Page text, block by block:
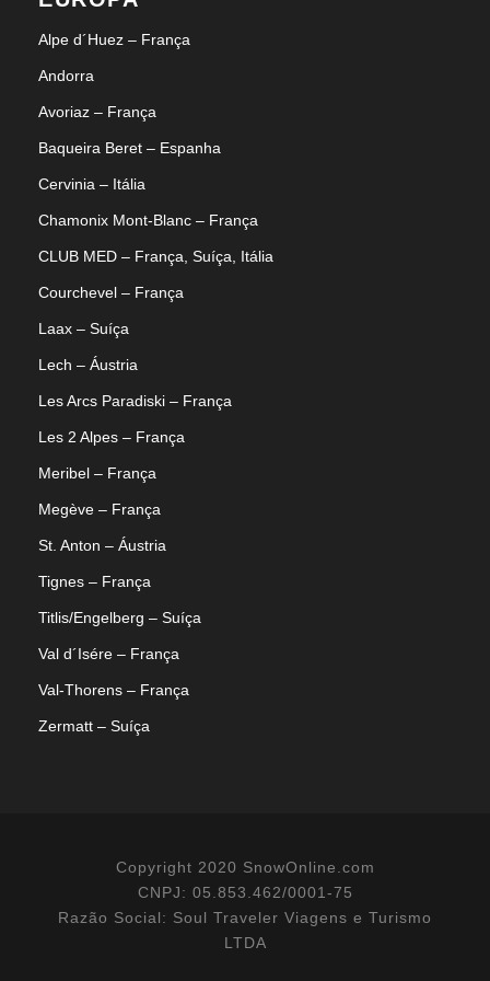
Alpe d´Huez – França
Andorra
Avoriaz – França
Baqueira Beret – Espanha
Cervinia – Itália
Chamonix Mont-Blanc – França
CLUB MED – França, Suíça, Itália
Courchevel – França
Laax – Suíça
Lech – Áustria
Les Arcs Paradiski – França
Les 2 Alpes – França
Meribel – França
Megève – França
St. Anton – Áustria
Tignes – França
Titlis/Engelberg – Suíça
Val d´Isére – França
Val-Thorens – França
Zermatt – Suíça
Copyright 2020 SnowOnline.com
CNPJ: 05.853.462/0001-75
Razão Social: Soul Traveler Viagens e Turismo
LTDA